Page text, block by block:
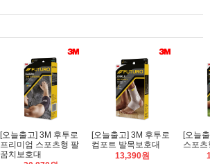
[오늘출고] 3M 후투로
프리미엄 스포츠형 팔
꿈치보호대
[오늘출고] 3M 후투로
컴포트 발목보호대
13,390원
[오늘
스포